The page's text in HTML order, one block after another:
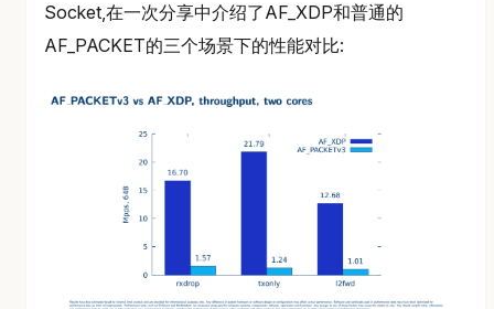
Socket,在一次分享中介绍了AF_XDP和普通的
AF_PACKET的三个场景下的性能对比: